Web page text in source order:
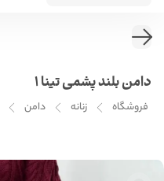
دامن بلند پشمی تینا 1
فروشگاه زنانه دامن